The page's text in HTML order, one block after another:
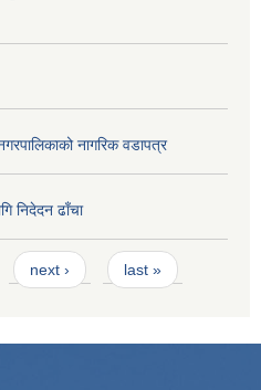
नागरिक वडापत्र
निदेदन ढाँचा
next › last »